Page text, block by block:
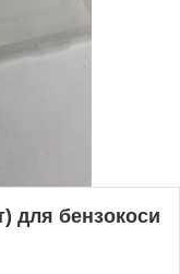
для бензокоси